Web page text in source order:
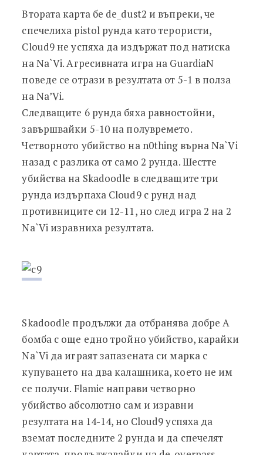
Втората карта бе de_dust2 и въпреки, че
спечелиха pistol рунда като терористи,
Cloud9 не успяха да издържат под натиска
на Na`Vi. Агресивната игра на GuardiaN
поведе се отрази в резултата от 5-1 в полза
на Na’Vi.
Следващите 6 рунда бяха равностойни,
завършвайки 5-10 на полувремето.
Четворното убийство на n0thing върна Na`Vi
назад с разлика от само 2 рунда. Шестте
убийства на Skadoodle в следващите три
рунда издърпаха Cloud9 с рунд над
противниците си 12-11, но след игра 2 на 2
Na`Vi изравниха резултата.
Skadoodle продължи да отбранява добре А
бомба с още едно тройно убийство, карайки
Na`Vi да играят запазената си марка с
купуването на два калашника, което не им
се получи. Flamie направи четворно
убийство абсолютно сам и изравни
резултата на 14-14, но Cloud9 успяха да
вземат последните 2 рунда и да спечелят